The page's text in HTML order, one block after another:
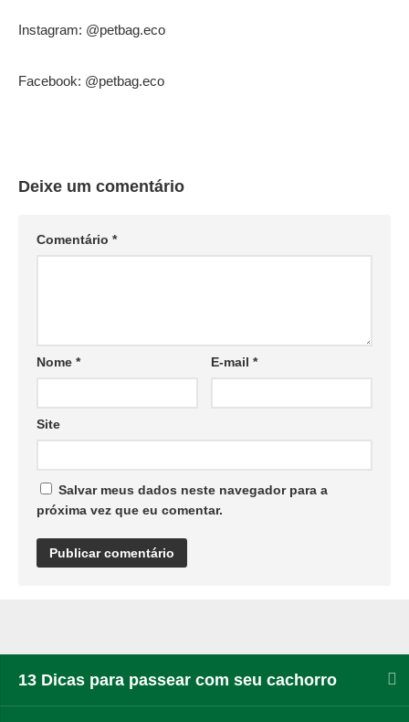
Instagram: @petbag.eco
Facebook: @petbag.eco
Deixe um comentário
Comentário *
Nome * E-mail*
Site
Salvar meus dados neste navegador para a
próxima vez que eu comentar.
13 Dicas para passear com seu cachorro